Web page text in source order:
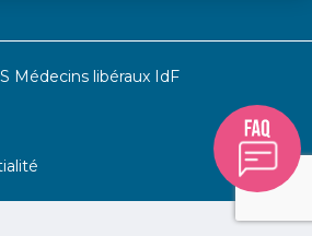
Médecins libéraux IdF